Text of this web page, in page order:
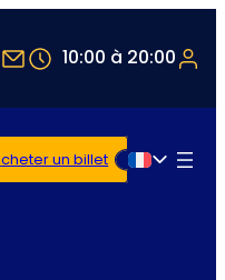
+43 1 5321514
office@timetravel-
10:00 à 20:00
Français
Acheter un billet